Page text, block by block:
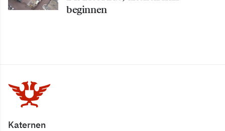
beginnen
Katernen